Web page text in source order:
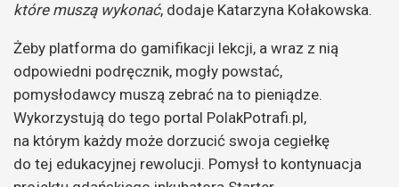
które muszą wykonać, dodaje Katarzyna Kołakowska.
Żeby platforma do gamifikacji lekcji, a wraz z nią
odpowiedni podręcznik, mogły powstać,
pomysłodawcy muszą zebrać na to pieniądze.
Wykorzystują do tego portal PolakPotrafi.pl,
na którym każdy może dorzucić swoja cegiełkę
do tej edukacyjnej rewolucji. Pomysł to kontynuacja